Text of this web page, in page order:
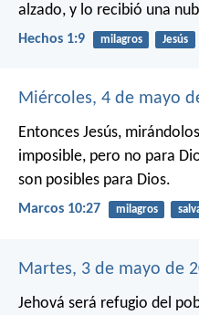
alzado, y lo recibió una
Hechos 1:9 milagros Jesús
Miércoles, 4 de mayo
Entonces Jesús,
imposible, pero no para
son posibles para Dios.
Marcos 10:27 milagros
Martes, 3 de mayo de
Jehová será refugio del